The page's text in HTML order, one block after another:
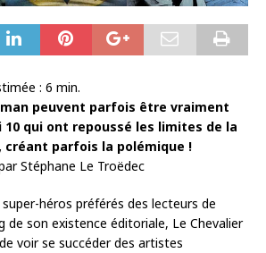
: 6 min.
peuvent parfois être vraiment
10 qui ont repoussé les limites de la
parfois la polémique !
Stéphane Le Troëdec
héros préférés des lecteurs de
de son existence éditoriale, Le Chevalier
voir se succéder des artistes